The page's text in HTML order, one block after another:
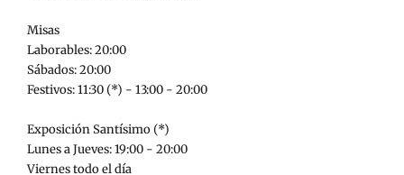
Misas
Laborables: 20:00
Sábados: 20:00
Festivos: 11:30 (*) - 13:00 - 20:00
Exposición Santísimo (*)
Lunes a Jueves: 19:00 - 20:00
Viernes todo el día